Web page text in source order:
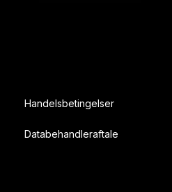
Handelsbetingelser
Databehandleraftale